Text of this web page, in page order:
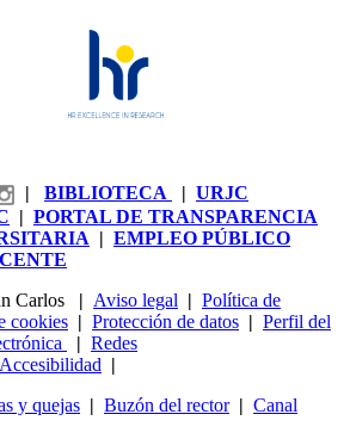
| BIBLIOTECA | URJC
| PORTAL DE TRANSPARENCIA
| EMPLEO PÚBLICO
Carlos
| Aviso legal | Política de
cookies | Protección de datos | Perfil del
| Redes
Accesibilidad |
y quejas | Buzón del rector| Canal